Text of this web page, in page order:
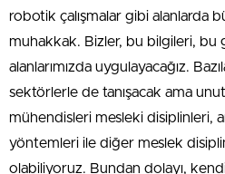
robotik çalışmalar gibi alanlarda
muhakkak. Bizler, bu bilgileri, bu
alanlarımızda uygulayacağız.
sektörlerle de tanışacak ama
mühendisleri mesleki disiplinleri,
yöntemleri ile diğer meslek
olabiliyoruz. Bundan dolayı,